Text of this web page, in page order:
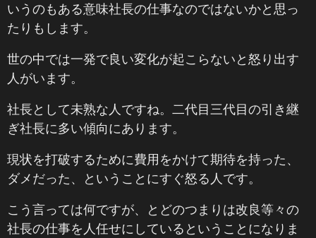
いうのもある意味社長の仕事なのではないかと思っ
たりもします。
世の中では一発で良い変化が起こらないと怒り出す
人がいます。
社長として未熟な人ですね。二代目三代目の引き継
ぎ社長に多い傾向にあります。
現状を打破するために費用をかけて期待を持った、
ダメだった、ということにすぐ怒る人です。
こう言っては何ですが、とどのつまりは改良等々の
社長の仕事を人任せにしているということになりま